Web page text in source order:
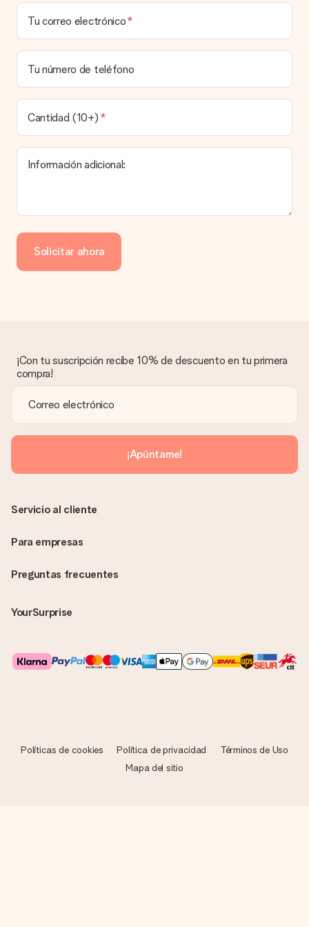
¿Puedo elegir una fecha de entrega?
Elegir la fecha exacta de entrega no es posible. Una vez
personalizado y completado tu pedido, recibirás una
confirmación con las fechas estimadas de entrega. Una vez
que el pedido haya sido enviado, será la empresa de
transportes la encargada de entregar el regalo.
¿Cuál es el tiempo de entrega y cuándo recibo mi
obsequio?
El tiempo de entrega se puede encontrar en la página del
producto del regalo.
¿Cómo puedo pagar mi pedido?
de crédito o transferencia bancaria. En caso de elegir
transferencia bancaria, ten en cuenta 3 días adicionales para la
entrega de tu regalo.
asunto contigo. Ponte en contacto con nuestro equipo de
atención al cliente por teléfono, correo electrónico o chat y
buscaremos una solución adecuada para ti.
¿Se envía la factura junto con el pedido?
La factura y cualquier otra información relativa a tu regalo se
enviará únicamente por correo electrónico. El regalo se enviará
sin ninguna información adicional Así, evitaremos que la
persona que recibe el regalo la vea. ¡No le enviaremos nada
más que su increíble regalo! ¿Quieres que sepa quién se lo
Tu correo electrónico
Tu número de teléfono
Cantidad (10+)
Información adicional:
Solicitar ahora
¡Con tu suscripción recibe 10% de descuento en tu primera
compra!
¡Apúntame!
Preguntas frecuentes
YourSurprise
Servicio al cliente
Para empresas
Políticas de cookies Política de privacidad
Términos de Uso
Mapa del sitio